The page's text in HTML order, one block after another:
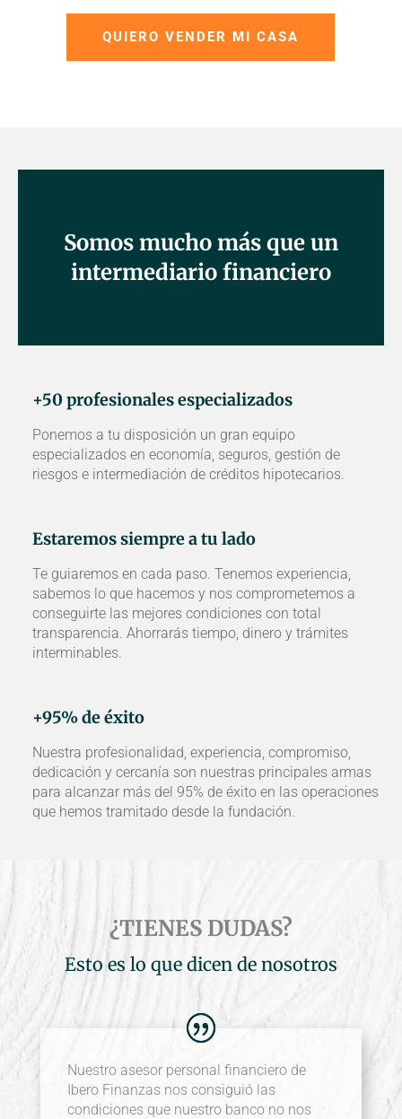
QUIERO VENDER MI CASA
Somos mucho más que un
intermediario financiero
+50 profesionales especializados
Ponemos a tu disposición un gran equipo
especializados en economía, seguros, gestión de
riesgos e intermediación de créditos hipotecarios.
Estaremos siempre a tu lado
Te guiaremos en cada paso. Tenemos experiencia,
sabemos lo que hacemos y nos comprometemos a
conseguirte las mejores condiciones con total
transparencia. Ahorrarás tiempo, dinero y trámites
interminables.
+95% de éxito
Nuestra profesionalidad, experiencia, compromiso,
dedicación y cercanía son nuestras principales armas
para alcanzar más del 95% de éxito en las operaciones
que hemos tramitado desde la fundación.
¿TIENES DUDAS?
Esto es lo que dicen de nosotros
Nuestro asesor personal financiero de
Ibero Finanzas nos consiguió las
condiciones que nuestro banco no nos